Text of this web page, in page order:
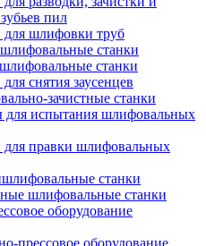
пил
для шлифовки труб
станки
станки
снятия заусенцев
зачистные станки
для испытания шлифовальных
для правки шлифовальных
станки
шлифовальные станки
оборудование
прессовое оборудование